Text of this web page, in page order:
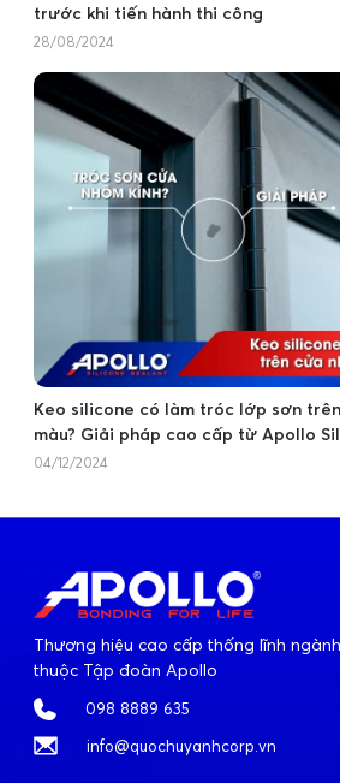
trước khi tiến hành thi công
28/08/2024
Keo silicone có làm tróc lớp sơn
màu? Giải pháp cao cấp từ Apollo
04/12/2024
Thương hiệu cao cấp thống lĩnh
thuộc Tập đoàn Apollo
098 8889 635
info@quochuyanhcorp.vn